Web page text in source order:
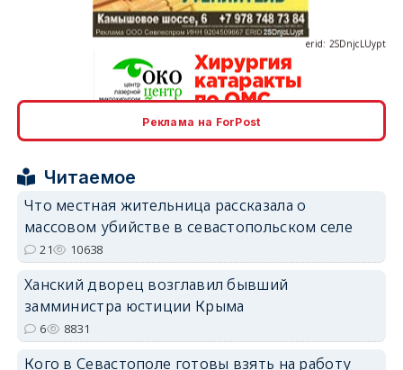
erid: 2SDnjdPjgYS
Реклама на ForPost
Читаемое
Что местная жительница рассказала о
массовом убийстве в севастопольском селе
21 10638
Ханский дворец возглавил бывший
замминистра юстиции Крыма
6 8831
Кого в Севастополе готовы взять на работу